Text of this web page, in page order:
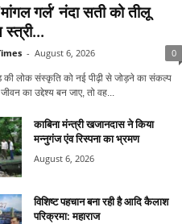
गर्ल’ नंदा सती को तीलू
स्त्री...
- August 6, 2026 0
की लोक संस्कृति को नई पीढ़ी से जोड़ने का संकल्प
का उद्देश्य बन जाए, तो वह...
काबिना मंन्त्री खजानदास ने किया
मन्नुगंज एंव रिस्पना का भ्रमण
August 6, 2026
विशिष्ट पहचान बना रही है आदि कैलाश
परिक्रमा: महाराज